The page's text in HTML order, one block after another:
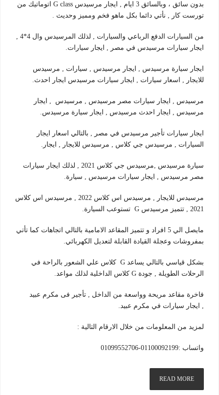
بدون سائق ، وبالسائق 3 ايام , ايجار مرسيدس G class اتوماتيك من
تورست كار , نأتي دائما بكل ماهو فخم ومميز وحديث .
من السيارات الدفع الرباعي والسيارات , لذلك المرسيدس وال 4*4 ,
ايجار سيارات مرسيدس في مصر , ايجار سيارات.
ايجار سيارة مرسيدس , ايجار مرسيدس , سيارات , مرسيدس
للايجار , اسعار سيارات , ايجار سيارات مرسيدس ايجار احدث.
مرسيدس , ايجار سيارات مصر مرسيدس , مرسيدس , ايجار
مرسيدس , ايجار احدث مرسيدس , ايجار سيارة مرسيدس.
ايجار سيارات تأجير مرسيدس في مصر , بالتالي اسعار ايجار
السيارات , مرسيدس جي كلاس , مرسيدس للايجار , ايجار.
سيارة مرسيدس ,مرسيدس جي كلاس 2021 , لذلك ايجار سيارات
مصر مرسيدس , ايجار سيارات مرسيدس , سيارة.
مرسيدس للايجار , مرسيدس اس كلاس 2022 , مرسيدس اس كلاس
2021 , تتميز مرسيدس G تستوعب السيارة.
مايصل الي 5 افراد و تتميز المقاعد الامامية بالتالي اتجاهات كما تأتي
بمفروشات وعجلة القيادة القابلة لتعديل الكهربائي.
بشكل قياسي بالتالي يساعد G كلاس علي الشعور بالراحة في
الرحلات الطويلة , جودة G كلاس الداخلية لذلك مواعد.
فاخرة مقاعد مريحة وواسعة من الداخل , تأجير فى مكرم عبيد
, ايجار سيارات في مكرم عبيد.
لمزيد من المعلومات من خلال الارقام التالية :
واتساب :01100092199-01099552706
READ MORE